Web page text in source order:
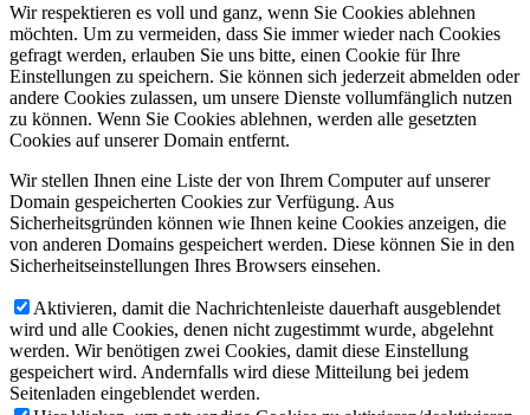
Wir respektieren es voll und ganz, wenn Sie Cookies ablehnen
möchten. Um zu vermeiden, dass Sie immer wieder nach Cookies
gefragt werden, erlauben Sie uns bitte, einen Cookie für Ihre
Einstellungen zu speichern. Sie können sich jederzeit abmelden oder
andere Cookies zulassen, um unsere Dienste vollumfänglich nutzen
zu können. Wenn Sie Cookies ablehnen, werden alle gesetzten
Cookies auf unserer Domain entfernt.
Wir stellen Ihnen eine Liste der von Ihrem Computer auf unserer
Domain gespeicherten Cookies zur Verfügung. Aus
Sicherheitsgründen können wie Ihnen keine Cookies anzeigen, die
von anderen Domains gespeichert werden. Diese können Sie in den
Sicherheitseinstellungen Ihres Browsers einsehen.
Aktivieren, damit die Nachrichtenleiste dauerhaft ausgeblendet
wird und alle Cookies, denen nicht zugestimmt wurde, abgelehnt
werden. Wir benötigen zwei Cookies, damit diese Einstellung
gespeichert wird. Andernfalls wird diese Mitteilung bei jedem
Seitenladen eingeblendet werden.